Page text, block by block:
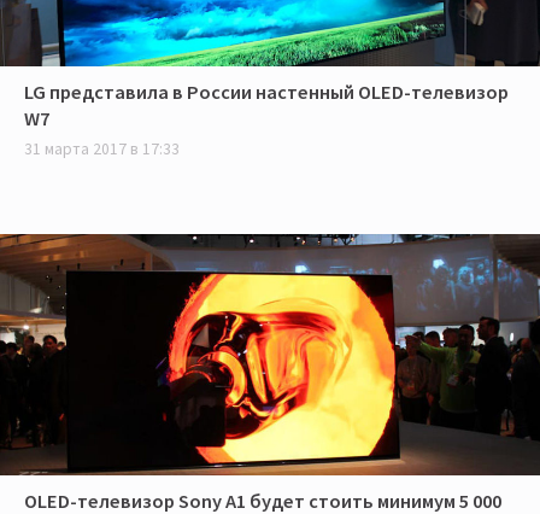
LG представила в России настенный OLED-телевизор
W7
31 марта 2017 в 17:33
OLED-телевизор Sony A1 будет стоить минимум 5 000